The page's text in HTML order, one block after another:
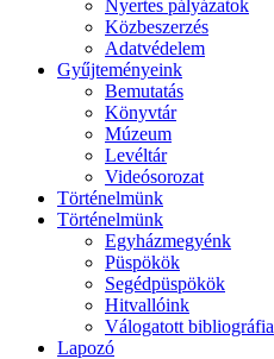
Nyertes pályázatok
Közbeszerzés
Adatvédelem
Gyűjteményeink
Bemutatás
Könyvtár
Múzeum
Levéltár
Videósorozat
Történelmünk
Történelmünk
Egyházmegyénk
Püspökök
Segédpüspökök
Hitvallóink
Válogatott bibliográfia
Lapozó